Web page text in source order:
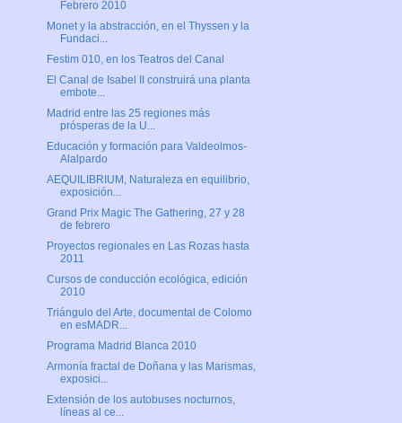
Febrero 2010
Monet y la abstracción, en el Thyssen y la
Fundaci...
Festim 010, en los Teatros del Canal
El Canal de Isabel II construirá una planta
embote...
Madrid entre las 25 regiones más
prósperas de la U...
Educación y formación para Valdeolmos-
Alalpardo
AEQUILIBRIUM, Naturaleza en equilibrio,
exposición...
Grand Prix Magic The Gathering, 27 y 28
de febrero
Proyectos regionales en Las Rozas hasta
2011
Cursos de conducción ecológica, edición
2010
Triángulo del Arte, documental de Colomo
en esMADR...
Programa Madrid Blanca 2010
Armonía fractal de Doñana y las Marismas,
exposici...
Extensión de los autobuses nocturnos,
líneas al ce...